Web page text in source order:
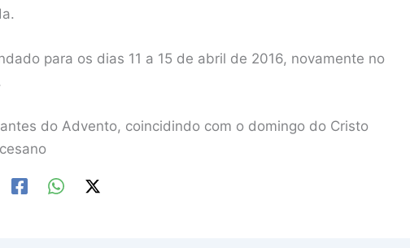
para os dias 11 a 15 de abril de 2016, novamente no
do Advento, coincidindo com o domingo do Cristo